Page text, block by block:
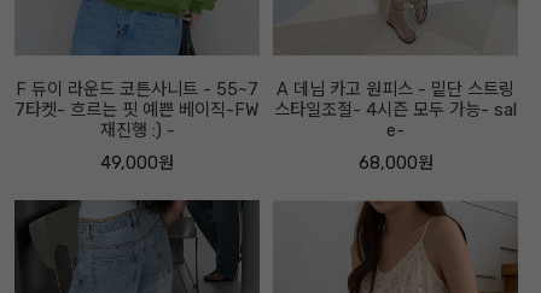
F 듀이 라운드 코튼사니트 - 55~7
7타켓- 흐르는 핏 예쁜 베이직-FW
재진행 :) -
49,000원
A 데님 카고 원피스 - 밑단 스트링
스타일조절- 4시즌 모두 가능- sal
e-
68,000원